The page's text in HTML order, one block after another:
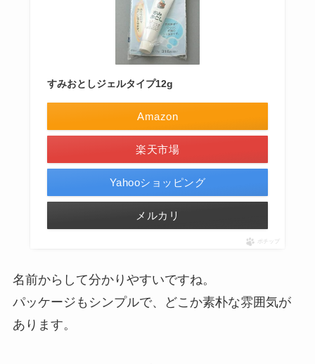
すみおとしジェルタイプ12g
Amazon
楽天市場
Yahooショッピング
メルカリ
ポチップ
名前からして分かりやすいですね。
パッケージもシンプルで、どこか素朴な雰囲気が
あります。